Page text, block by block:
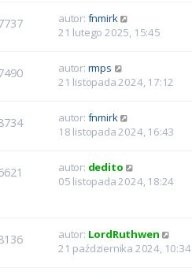
autor: fnmirk
21 lutego 2025, 15:45
autor: rmps
21 listopada 2024, 17:12
autor: fnmirk
18 listopada 2024, 16:43
autor: dedito
05 listopada 2024, 18:24
autor: LordRuthwen
21 października 2024, 10:34